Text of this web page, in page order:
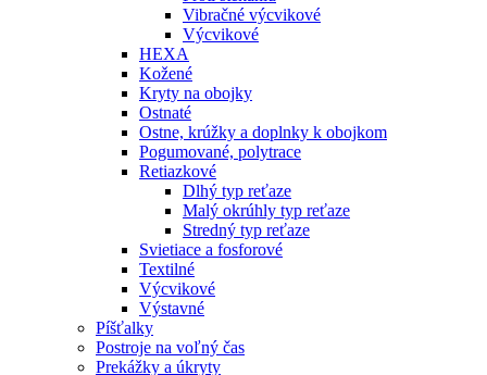
Vibračné výcvikové
Výcvikové
HEXA
Kožené
Kryty na obojky
Ostnaté
Ostne, krúžky a doplnky k obojkom
Pogumované, polytrace
Retiazkové
Dlhý typ reťaze
Malý okrúhly typ reťaze
Stredný typ reťaze
Svietiace a fosforové
Textilné
Výcvikové
Výstavné
Píšťalky
Postroje na voľný čas
Prekážky a úkryty